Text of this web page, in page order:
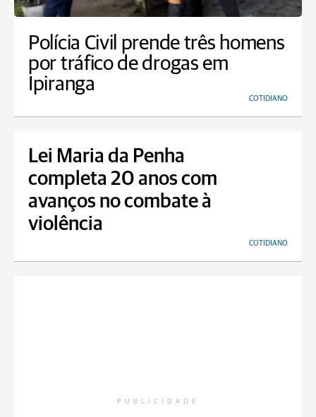
Polícia Civil prende três homens
por tráfico de drogas em
Ipiranga
COTIDIANO
Lei Maria da Penha
completa 20 anos com
avanços no combate à
violência
COTIDIANO
PUBLICIDADE